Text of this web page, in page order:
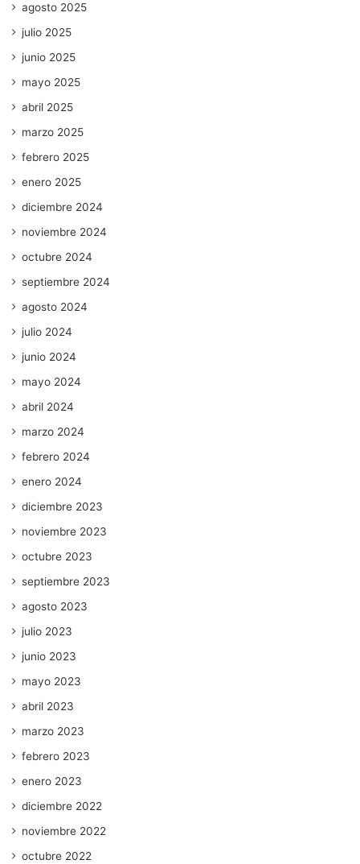
agosto 2025
julio 2025
junio 2025
mayo 2025
abril 2025
marzo 2025
febrero 2025
enero 2025
diciembre 2024
noviembre 2024
octubre 2024
septiembre 2024
agosto 2024
julio 2024
junio 2024
mayo 2024
abril 2024
marzo 2024
febrero 2024
enero 2024
diciembre 2023
noviembre 2023
octubre 2023
septiembre 2023
agosto 2023
julio 2023
junio 2023
mayo 2023
abril 2023
marzo 2023
febrero 2023
enero 2023
diciembre 2022
noviembre 2022
octubre 2022